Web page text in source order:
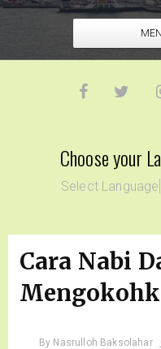
Choose your
Select Language
Cara Nabi
By Nasrulloh Baksolahar